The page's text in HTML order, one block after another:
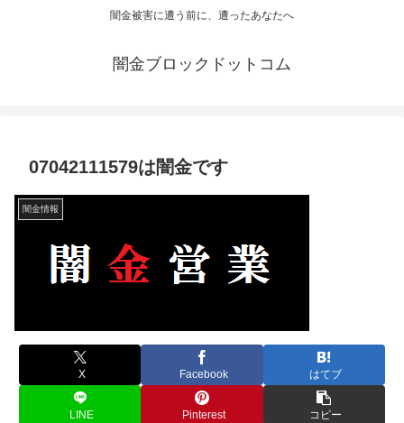
闇金被害に遭う前に、遭ったあなたへ
闇金ブロックドットコム
07042111579は闇金です
闇金情報
X Facebook はてブ
LINE Pinterest コピー